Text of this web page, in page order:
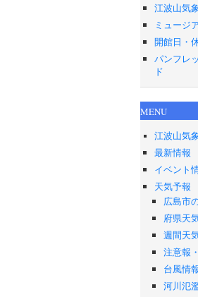
江波山気
ミュージ
開館日・
パンフレ
ド
MENU
江波山気
最新情報
イベント
天気予報
広島市
府県天
週間天
注意報
台風情
河川氾